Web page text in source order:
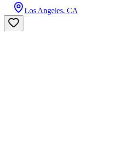
Los Angeles, CA